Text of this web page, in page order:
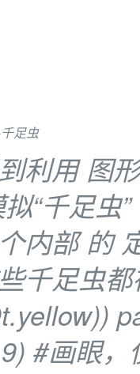
足虫
利用 图
“千足虫”
内部的
千足虫
#画眼